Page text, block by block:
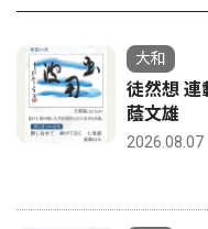
大和
徒然想
蔭文雄
2026.08.07